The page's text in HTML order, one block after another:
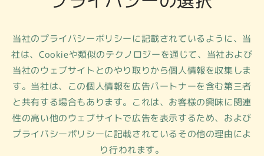
当社のプライバシーポリシーに記載されているように、当
社は、Cookieや類似のテクノロジーを通じて、当社および
当社のウェブサイトとのやり取りから個人情報を収集しま
す。当社は、この個人情報を広告パートナーを含む第三者
と共有する場合もあります。これは、お客様の興味に関連
性の高い他のウェブサイトで広告を表示するため、および
プライバシーポリシーに記載されているその他の理由によ
り行われます。